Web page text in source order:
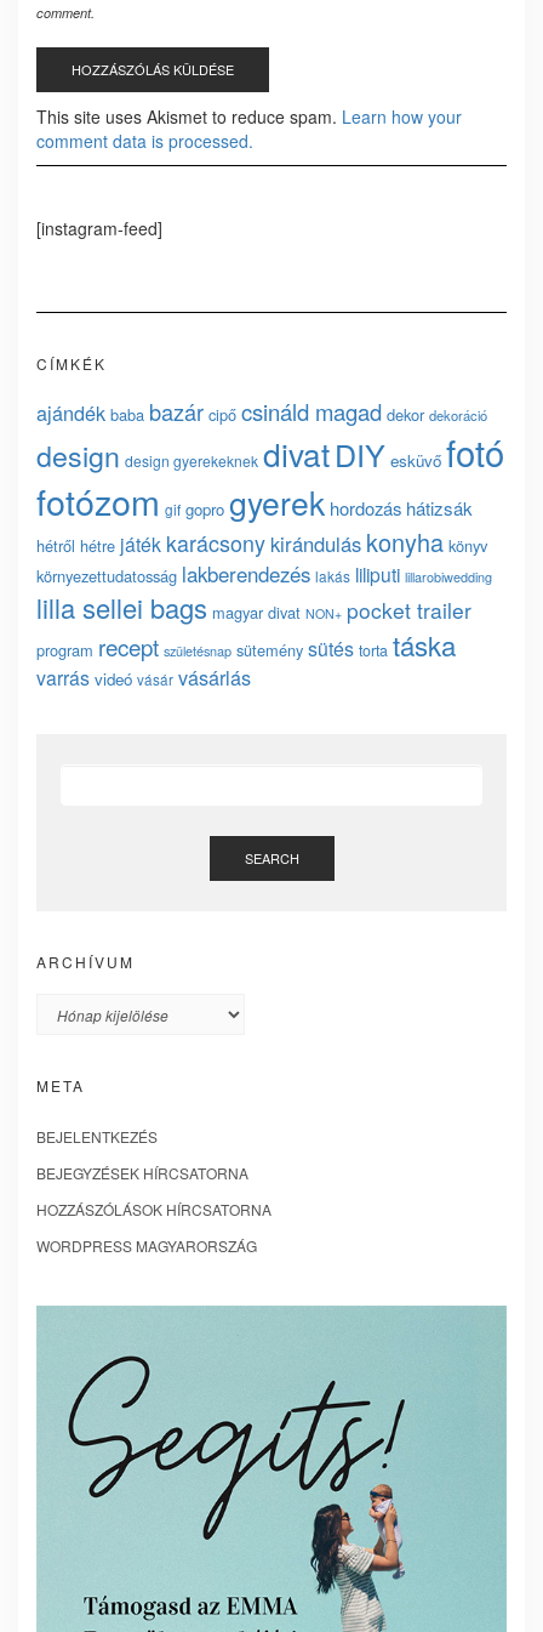
comment.
This site uses Akismet to reduce spam. Learn how your
comment data is processed.
[instagram-feed]
CÍMKÉK
ajándék baba bazár cipő csináld magad dekor dekoráció
design design gyerekeknek divatDIY esküvő fotó
fotózom gif gopro gyerek hordozás hátizsák
hétről hétre játék karácsony kirándulás konyha könyv
környezettudatosság lakberendezés lakás liliputi lillarobiwedding
lilla sellei bags magyar divat NON+ pocket trailer
program recept születésnap sütemény sütés torta táska
varrás videó vásár vásárlás
SEARCH
ARCHÍVUM
Archívum
META
BEJELENTKEZÉS
BEJEGYZÉSEK HÍRCSATORNA
HOZZÁSZÓLÁSOK HÍRCSATORNA
WORDPRESS MAGYARORSZÁG